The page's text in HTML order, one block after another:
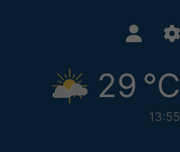
29 °C
13:55